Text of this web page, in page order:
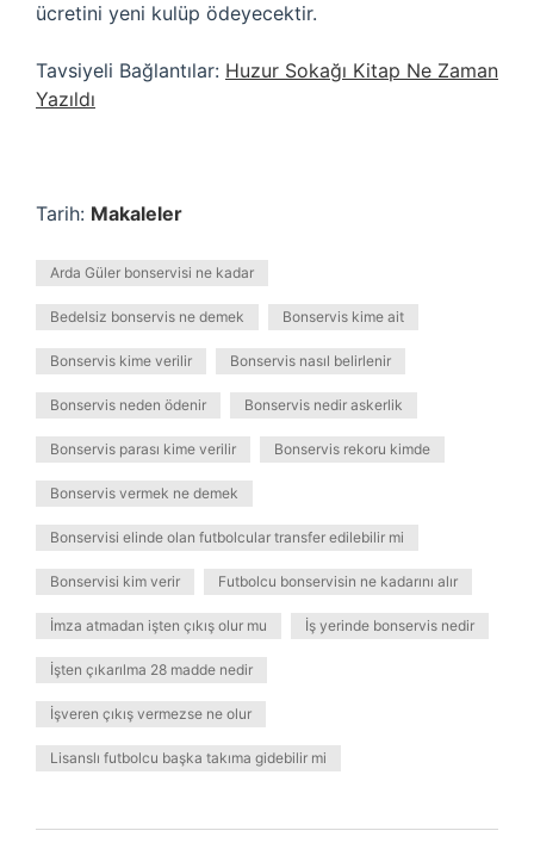
ücretini yeni kulüp ödeyecektir.
Tavsiyeli Bağlantılar: Huzur Sokağı Kitap Ne Zaman
Yazıldı
Tarih: Makaleler
Arda Güler bonservisi ne kadar
Bedelsiz bonservis ne demek Bonservis kime ait
Bonservis kime verilir Bonservis nasıl belirlenir
Bonservis neden ödenir Bonservis nedir askerlik
Bonservis parası kime verilir Bonservis rekoru kimde
Bonservis vermek ne demek
Bonservisi elinde olan futbolcular transfer edilebilir mi
Bonservisi kim verir Futbolcu bonservisin ne kadarını alır
İmza atmadan işten çıkış olur mu İş yerinde bonservis nedir
İşten çıkarılma 28 madde nedir
İşveren çıkış vermezse ne olur
Lisanslı futbolcu başka takıma gidebilir mi